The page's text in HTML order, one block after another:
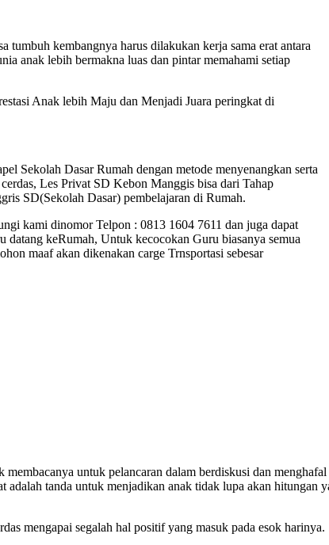
tumbuh kembangnya harus dilakukan kerja sama erat antara
anak lebih bermakna luas dan pintar memahami setiap
Anak lebih Maju dan Menjadi Juara peringkat di
Sekolah Dasar Rumah dengan metode menyenangkan serta
Les Privat SD Kebon Manggis bisa dari Tahap
SD(Sekolah Dasar) pembelajaran di Rumah.
kami dinomor Telpon : 0813 1604 7611 dan juga dapat
keRumah, Untuk kecocokan Guru biasanya semua
maaf akan dikenakan carge Trnsportasi sebesar
untuk pelancaran dalam berdiskusi dan menghafal
adalah tanda untuk menjadikan anak tidak lupa akan hitungan
mengapai segalah hal positif yang masuk pada esok harinya.